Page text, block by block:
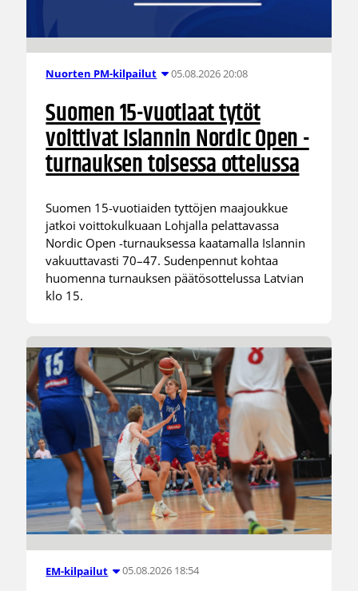
Nuorten PM-kilpailut 05.08.2026 20:08
Suomen 15-vuotiaat tytöt
voittivat Islannin Nordic Open -
turnauksen toisessa ottelussa
Suomen 15-vuotiaiden tyttöjen maajoukkue
jatkoi voittokulkuaan Lohjalla pelattavassa
Nordic Open -turnauksessa kaatamalla Islannin
vakuuttavasti 70–47. Sudenpennut kohtaa
huomenna turnauksen päätösottelussa Latvian
klo 15.
EM-kilpailut 05.08.2026 18:54